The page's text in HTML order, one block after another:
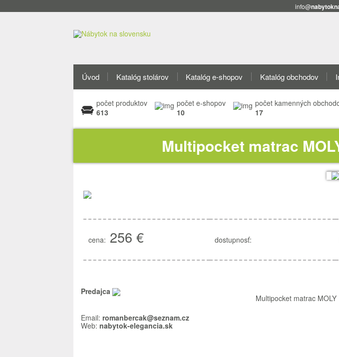
info@
Úvod Katalóg stolárov Katalóg e-shopov Katalóg obchodov
počet produktov
613
počet e-shopov
10
počet kamenných
17
Multipocket matrac
cena: 256 € dostupnosť:
Predajca
Email: romanbercak@seznam.cz
Web: nabytok-elegancia.sk
Multipocket matrac MOLY